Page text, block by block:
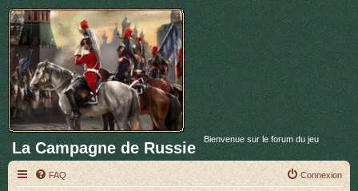
La Campagne de Russie Bienvenue sur le forum du jeu
FAQ Connexion